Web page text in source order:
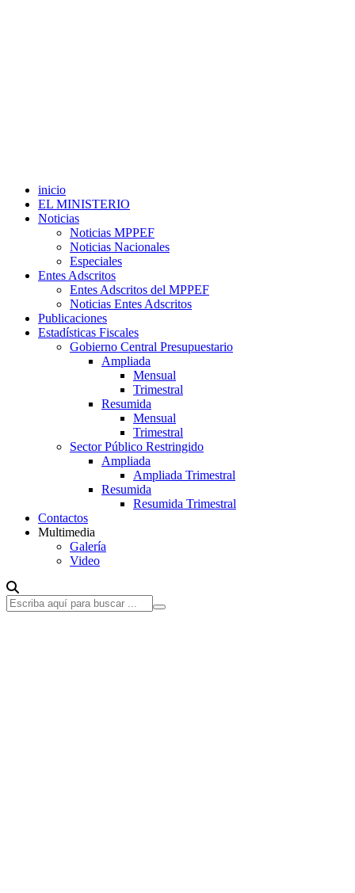
inicio
EL MINISTERIO
Noticias
Noticias MPPEF
Noticias Nacionales
Especiales
Entes Adscritos
Entes Adscritos del MPPEF
Noticias Entes Adscritos
Publicaciones
Estadísticas Fiscales
Gobierno Central Presupuestario
Ampliada
Mensual
Trimestral
Resumida
Mensual
Trimestral
Sector Público Restringido
Ampliada
Ampliada Trimestral
Resumida
Resumida Trimestral
Contactos
Multimedia
Galería
Video